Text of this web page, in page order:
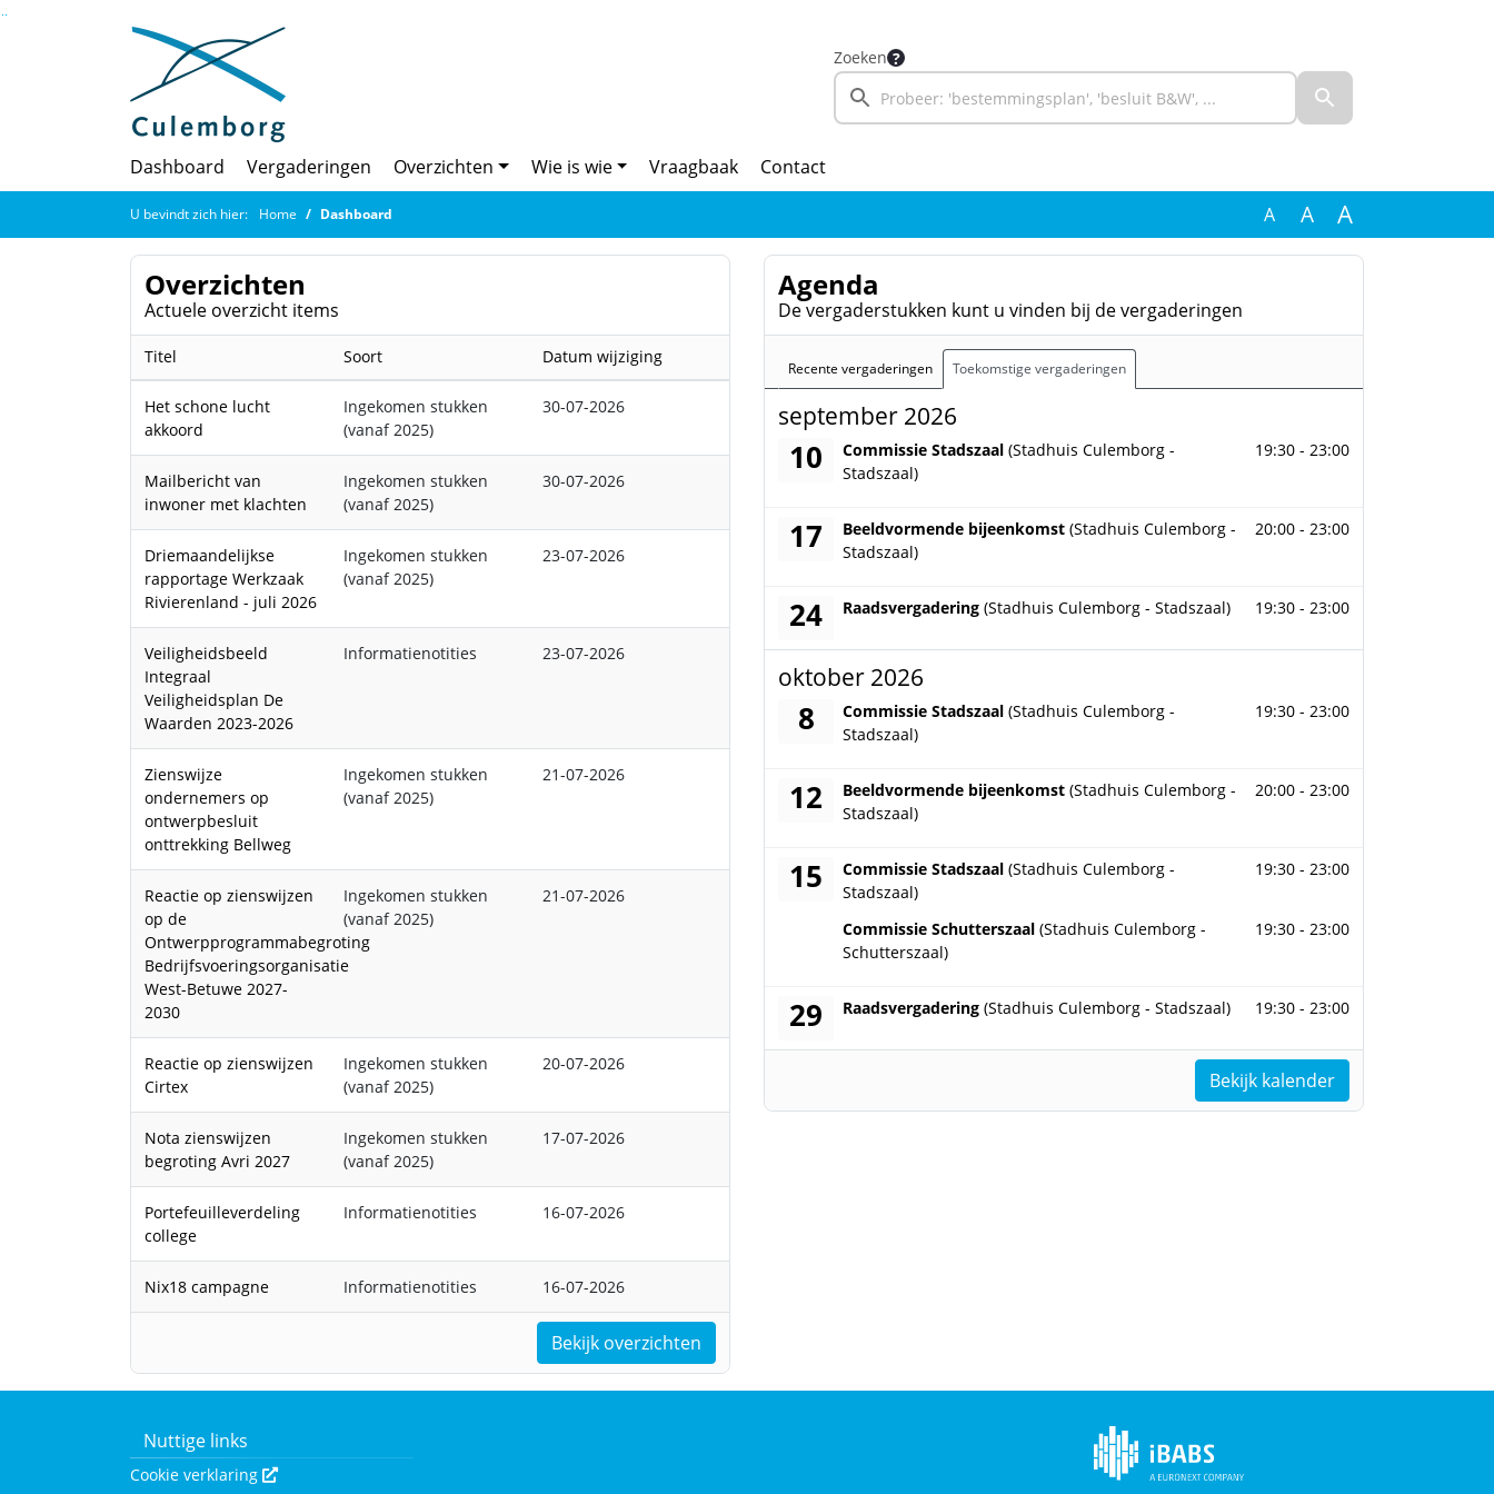
Ga naar de inhoud van deze pagina
Ga naar het zoeken
Ga naar het menu
Zoeken
Dashboard Vergaderingen Overzichten Wie is wie Vraagbaak Contact
U bevindt zich hier: Home Dashboard A A A
Overzichten
Actuele overzicht items
Titel Soort Datum wijziging
Het schone lucht
akkoord
Ingekomen stukken
(vanaf 2025)
30-07-2026
Mailbericht van
inwoner met klachten
Ingekomen stukken
(vanaf 2025)
30-07-2026
Driemaandelijkse
rapportage Werkzaak
Rivierenland - juli 2026
Ingekomen stukken
(vanaf 2025)
23-07-2026
Veiligheidsbeeld
Integraal
Veiligheidsplan De
Waarden 2023-2026
Informatienotities 23-07-2026
Zienswijze
ondernemers op
ontwerpbesluit
onttrekking Bellweg
Ingekomen stukken
(vanaf 2025)
21-07-2026
Reactie op zienswijzen
op de
Ontwerpprogrammabegroting
Bedrijfsvoeringsorganisatie
West-Betuwe 2027-
2030
Ingekomen stukken
(vanaf 2025)
21-07-2026
Reactie op zienswijzen
Cirtex
Ingekomen stukken
(vanaf 2025)
20-07-2026
Nota zienswijzen
begroting Avri 2027
Ingekomen stukken
(vanaf 2025)
17-07-2026
Portefeuilleverdeling
college
Informatienotities 16-07-2026
Nix18 campagne Informatienotities 16-07-2026
Bekijk overzichten
Agenda
De vergaderstukken kunt u vinden bij de vergaderingen
Recente vergaderingen Toekomstige vergaderingen
september 2026
10 Commissie Stadszaal (Stadhuis Culemborg -
Stadszaal)
donderdag 10 september 2026 19:30 - 23:00
17 Beeldvormende bijeenkomst (Stadhuis Culemborg -
Stadszaal)
donderdag 17 september 2026 20:00 - 23:00
24 Raadsvergadering (Stadhuis Culemborg - Stadszaal)
donderdag 24 september 2026 19:30 - 23:00
oktober 2026
8 Commissie Stadszaal (Stadhuis Culemborg -
Stadszaal)
donderdag 8 oktober 2026 19:30 - 23:00
12 Beeldvormende bijeenkomst (Stadhuis Culemborg -
Stadszaal)
maandag 12 oktober 2026 20:00 - 23:00
15 Commissie Stadszaal (Stadhuis Culemborg -
Stadszaal)
donderdag 15 oktober 2026 19:30 - 23:00
Commissie Schutterszaal (Stadhuis Culemborg -
Schutterszaal)
donderdag 15 oktober 2026 19:30 - 23:00
29 Raadsvergadering (Stadhuis Culemborg - Stadszaal)
donderdag 29 oktober 2026 19:30 - 23:00
Bekijk kalender
Nuttige links
Cookie verklaring Deze link wordt in een nieuw venster geopend